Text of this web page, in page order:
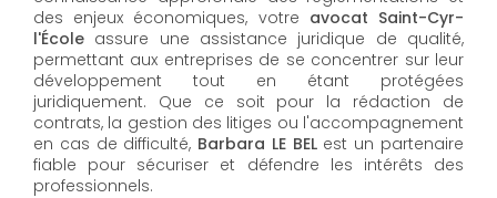
des enjeux économiques, votre avocat Saint-Cyr-
l'École assure une assistance juridique de qualité,
permettant aux entreprises de se concentrer sur leur
développement tout en étant protégées
juridiquement. Que ce soit pour la rédaction de
contrats, la gestion des litiges ou l'accompagnement
en cas de difficulté, Barbara LE BEL​​​​​​​ est un partenaire
fiable pour sécuriser et défendre les intérêts des
professionnels.